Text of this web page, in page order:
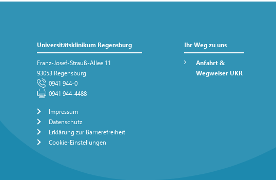
Universitätsklinikum Regensburg
Franz-Josef-Strauß-Allee 11
93053 Regensburg
0941 944-0
0941 944-4488
Impressum
Datenschutz
Erklärung zur Barrierefreiheit
Cookie-Einstellungen
Ihr Weg zu uns
Anfahrt &
Wegweiser UKR